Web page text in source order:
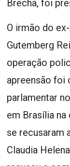
Brecha, foi
O irmão do
Gutemberg
operação
apreensão foi
parlamentar no
em Brasília na
se recusaram
Claudia